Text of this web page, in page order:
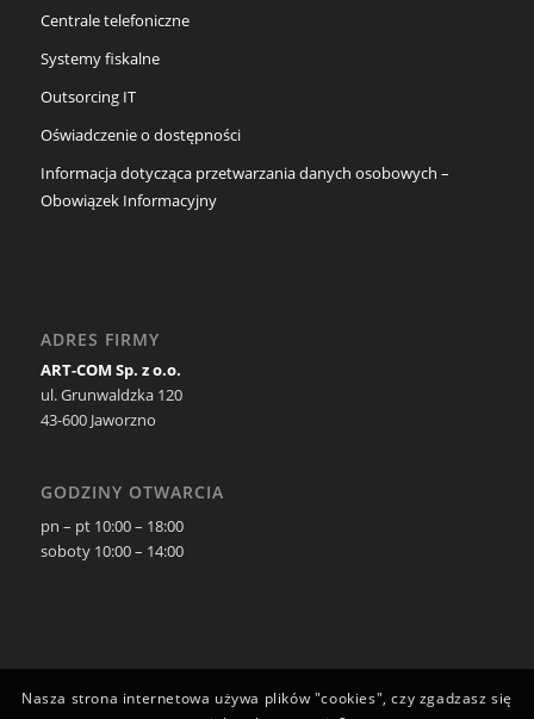
Centrale telefoniczne
Systemy fiskalne
Outsorcing IT
Oświadczenie o dostępności
Informacja dotycząca przetwarzania danych osobowych –
Obowiązek Informacyjny
ADRES FIRMY
ART-COM Sp. z o.o.
ul. Grunwaldzka 120
43-600 Jaworzno
GODZINY OTWARCIA
pn – pt 10:00 – 18:00
soboty 10:00 – 14:00
Nasza strona internetowa używa plików "cookies", czy zgadzasz się